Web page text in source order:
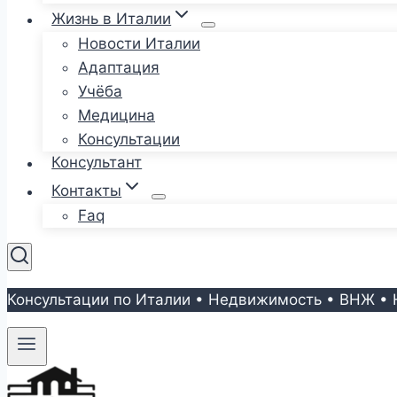
Жизнь в Италии
Новости Италии
Адаптация
Учёба
Медицина
Консультации
Консультант
Контакты
Faq
Консультации по Италии • Недвижимость • ВНЖ •